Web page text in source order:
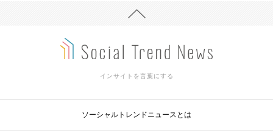
インサイトを言葉にする
ソーシャルトレンドニュースとは